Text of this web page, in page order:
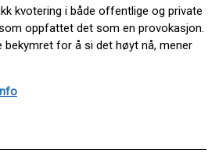
kvotering i både offentlige og private
oppfattet det som en provokasjon.
bekymret for å si det høyt nå, mener